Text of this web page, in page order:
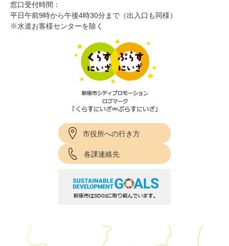
窓口受付時間：
平日午前9時から午後4時30分まで（出入口も同様）
※水道お客様センターを除く
市役所への行き方
各課連絡先